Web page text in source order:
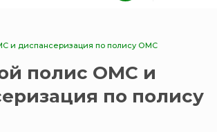
и диспансеризация по полису ОМС
полис ОМС и
по полису